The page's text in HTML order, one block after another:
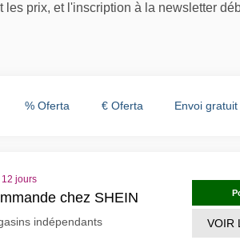
les prix, et l'inscription à la newsletter
% Oferta € Oferta Envoi gratuit
jours
chez SHEIN
indépendants VOIR